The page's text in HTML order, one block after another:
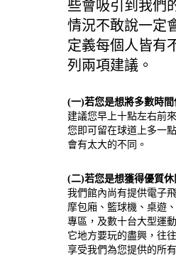
些會吸引到我們
情況不敢說一定
定義每個人皆有
列兩項建議。
(一)若您是想將多數時間
建議您早上十點左右前
您即可留在球道上多一
會有太大的不同。
(二)若您是想獲得優質休
我們館內尚有提供電子
摩包廂、籃球機、桌遊
專區，及數十台大型運
它地方要玩的盡興，往
享受我們為您提供的所